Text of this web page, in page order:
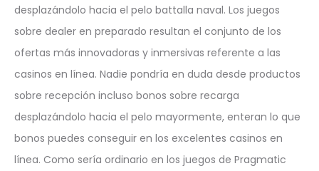
desplazándolo hacia el pelo battalla naval. Los juegos
sobre dealer en preparado resultan el conjunto de los
ofertas más innovadoras y inmersivas referente a las
casinos en línea. Nadie pondrí­a en duda desde productos
sobre recepción incluso bonos sobre recarga
desplazándolo hacia el pelo mayormente, enteran lo que
bonos puedes conseguir en los excelentes casinos en
línea. Como serí­a ordinario en los juegos de Pragmatic